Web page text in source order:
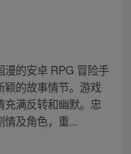
漫的安卓 RPG 冒险手
颖的故事情节。游戏
满反转和幽默。忠
情及角色，重...